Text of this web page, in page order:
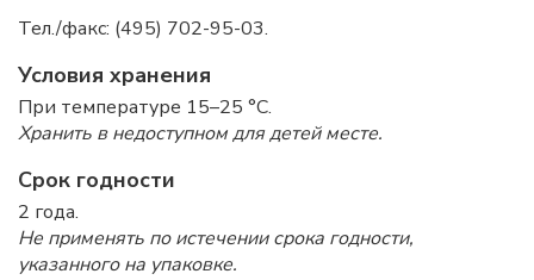
Тел./факс: (495) 702-95-03.
Условия хранения
При температуре 15–25 °C.
Хранить в недоступном для детей месте.
Срок годности
2 года.
Не применять по истечении срока годности,
указанного на упаковке.